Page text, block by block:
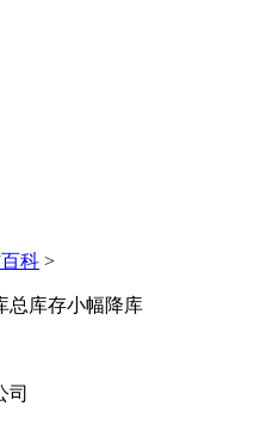
科 >
总库存小幅降库
司